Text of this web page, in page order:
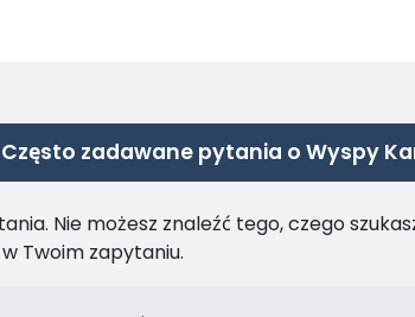
Często zadawane pytania o Wyspy
Nie możesz znaleźć tego, czego
Twoim zapytaniu.